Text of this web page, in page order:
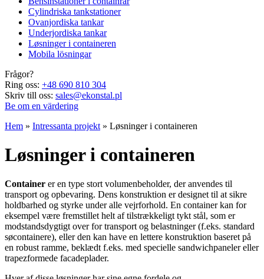
Cylindriska tankstationer
Ovanjordiska tankar
Underjordiska tankar
Løsninger i containeren
Mobila lösningar
Frågor?
Ring oss: +48 690 810 304
Skriv till oss: sales@ekonstal.pl
Be om en värdering
Hem » Intressanta projekt » Løsninger i containeren
Løsninger i containeren
Container er en type stort volumenbeholder, der anvendes til
transport og opbevaring. Dens konstruktion er designet til at sikre
holdbarhed og styrke under alle vejrforhold. En container kan for
eksempel være fremstillet helt af tilstrækkeligt tykt stål, som er
modstandsdygtigt over for transport og belastninger (f.eks. standard
søcontainere), eller den kan have en lettere konstruktion baseret på
en robust ramme, beklædt f.eks. med specielle sandwichpaneler eller
trapezformede facadeplader.